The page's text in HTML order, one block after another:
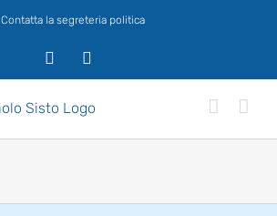
Contatta la segreteria politica